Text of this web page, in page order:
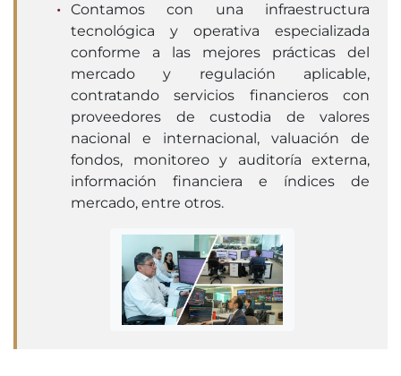
Contamos con una infraestructura
tecnológica y operativa especializada
conforme a las mejores prácticas del
mercado y regulación aplicable,
contratando servicios financieros con
proveedores de custodia de valores
nacional e internacional, valuación de
fondos, monitoreo y auditoría externa,
información financiera e índices de
mercado, entre otros.